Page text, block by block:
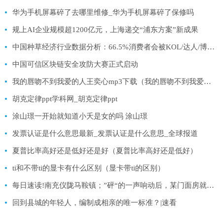
华为手机屏幕碎了去哪里维修_华为手机屏幕碎了保修吗
规上AI企业规模超1200亿元，上海递交“浦东方案”新成果
中国种草经济行业数据分析：66.5%消费者会被KOL/达人/博主测评视频种草 世界播资讯
中国可信区块链安全攻防大赛正式启动
我的唇吻不到我爱的人王奕心mp3下载（我的唇吻不到我爱的人mp3微盘） 世界微头条
胡克定律ppt学科网_胡克定律ppt
涂山璟一开始就知道小夭是女的吗 涂山璟
发票认证是什么意思最新_发票认证是什么意思_全球报道
夏普比率高好还是低好还是好（夏普比率高好还是低好）
ti和不带ti的显卡有什么区别（显卡带ti的区别）
每日速读!南充仪陇马鞍镇；”砰“的一声响动后，某门面房就变成了这幅模样
回到县城的年轻人，编制成相亲的唯一标准？|速看